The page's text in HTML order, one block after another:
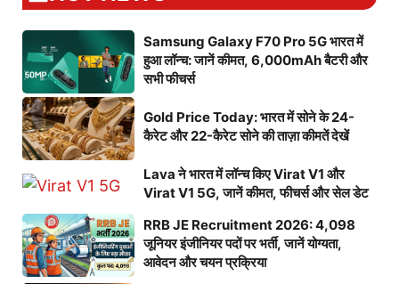
Samsung Galaxy F70 Pro 5G भारत में
हुआ लॉन्च: जानें कीमत, 6,000mAh बैटरी और
सभी फीचर्स
Gold Price Today: भारत में सोने के 24-
कैरेट और 22-कैरेट सोने की ताज़ा कीमतें देखें
Lava ने भारत में लॉन्च किए Virat V1 और
Virat V1 5G, जानें कीमत, फीचर्स और सेल डेट
RRB JE Recruitment 2026: 4,098
जूनियर इंजीनियर पदों पर भर्ती, जानें योग्यता,
आवेदन और चयन प्रक्रिया